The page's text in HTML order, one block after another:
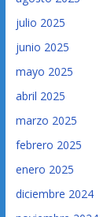
julio 2025
junio 2025
mayo 2025
abril 2025
marzo 2025
febrero 2025
enero 2025
diciembre 2024